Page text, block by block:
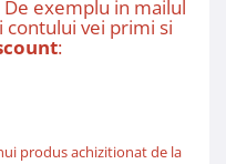
exemplu in mailul
vei primi si
:
produs achizitionat de la